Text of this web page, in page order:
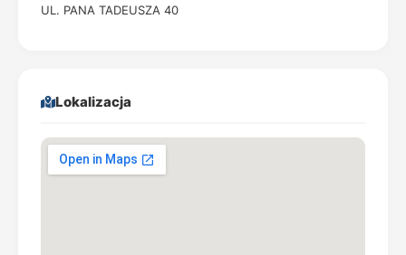
UL. PANA TADEUSZA 40
Lokalizacja